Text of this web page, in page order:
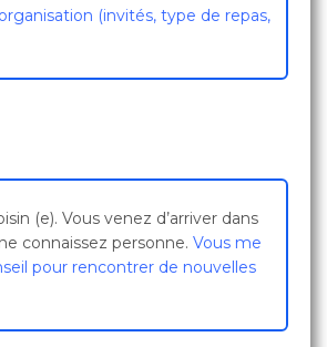
(invités, type de repas,
(e). Vous venez d’arriver dans
connaissez personne. Vous me
pour rencontrer de nouvelles